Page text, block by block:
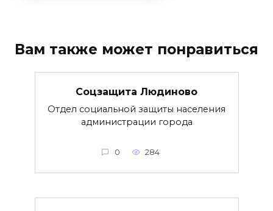
Вам также может понравиться
Соцзащита Людиново
Отдел социальной защиты населения
администрации города
0 284